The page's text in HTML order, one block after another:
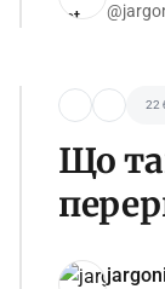
22
Що